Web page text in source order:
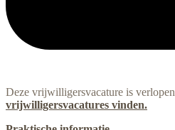
Deze vrijwilligersvacature is verlopen
vrijwilligersvacatures vinden.